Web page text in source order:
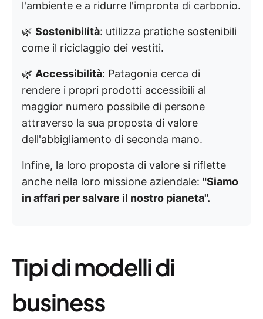
l'ambiente e a ridurre l'impronta di carbonio.
🌿 Sostenibilità: utilizza pratiche sostenibili
come il riciclaggio dei vestiti.
🌿 Accessibilità: Patagonia cerca di
rendere i propri prodotti accessibili al
maggior numero possibile di persone
attraverso la sua proposta di valore
dell'abbigliamento di seconda mano.
Infine, la loro proposta di valore si riflette
anche nella loro missione aziendale: "Siamo
in affari per salvare il nostro pianeta".
Tipi di modelli di
business